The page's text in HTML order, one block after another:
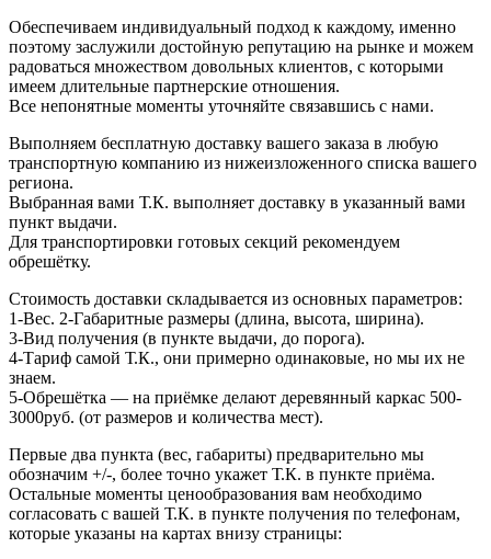
Обеспечиваем индивидуальный подход к каждому, именно
поэтому заслужили достойную репутацию на рынке и можем
радоваться множеством довольных клиентов, с которыми
имеем длительные партнерские отношения.
Все непонятные моменты уточняйте связавшись с нами.
Выполняем бесплатную доставку вашего заказа в любую
транспортную компанию из нижеизложенного списка вашего
региона.
Выбранная вами Т.К. выполняет доставку в указанный вами
пункт выдачи.
Для транспортировки готовых секций рекомендуем
обрешётку.
Стоимость доставки складывается из основных параметров:
1-Вес. 2-Габаритные размеры (длина, высота, ширина).
3-Вид получения (в пункте выдачи, до порога).
4-Тариф самой Т.К., они примерно одинаковые, но мы их не
знаем.
5-Обрешётка — на приёмке делают деревянный каркас 500-
3000руб. (от размеров и количества мест).
Первые два пункта (вес, габариты) предварительно мы
обозначим +/-, более точно укажет Т.К. в пункте приёма.
Остальные моменты ценообразования вам необходимо
согласовать с вашей Т.К. в пункте получения по телефонам,
которые указаны на картах внизу страницы: